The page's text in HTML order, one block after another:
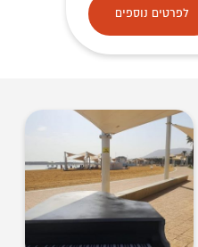
לפרטים נוספים